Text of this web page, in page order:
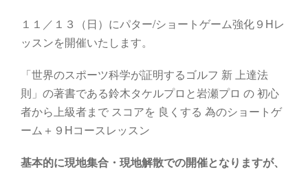
１１／１３（日）にパター/ショートゲーム強化９Hレ
ッスンを開催いたします。
「世界のスポーツ科学が証明するゴルフ 新 上達法
則」の著書である鈴木タケルプロと岩瀬プロ の 初心
者から上級者まで スコアを 良くする 為のショートゲ
ーム＋９Hコースレッスン
基本的に現地集合・現地解散での開催となりますが、